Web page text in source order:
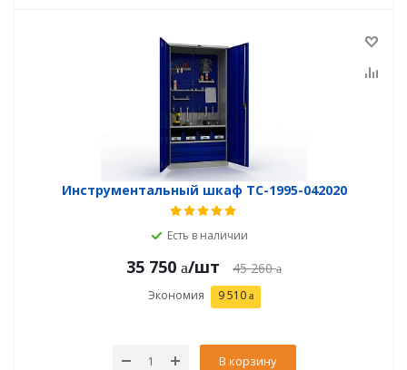
Инструментальный шкаф TC-1995-042020
Есть в наличии
35 750 /шт 45 260
Экономия 9 510
В корзину